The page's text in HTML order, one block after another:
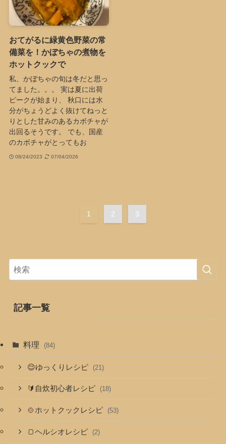
おてがるに緑黄色野菜の常
備菜を！かぼちゃの煮物を
ホットクックで
私、かぼちゃの旬は冬だと思っ
てました。。。 実は夏に出荷
ピークが始まり、 秋口には水
分がちょうどよく抜けてねっと
りとした甘みのあるカボチャが
出回るそうです。 でも、国産
のカボチャがとってもお
08/24/2023 07/04/2026
1 2 3
記事一覧
料理 (84)
😌ゆっくりレシピ (21)
🔰自炊初心者レシピ (18)
🍲ホットクックレシピ (53)
🍞ヘルシオレシピ (2)